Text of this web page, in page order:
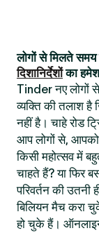
लोगों से मिलते समय
दिशानिर्देशोंका
Tinder नए लोगों
व्यक्ति की तलाश
नहीं है। चाहे रोड
आप लोगों से,
किसी महोत्सव में
चाहते हैं? या फिर
परिवर्तन की
बिलियन मैच करा
हो चुके हैं।